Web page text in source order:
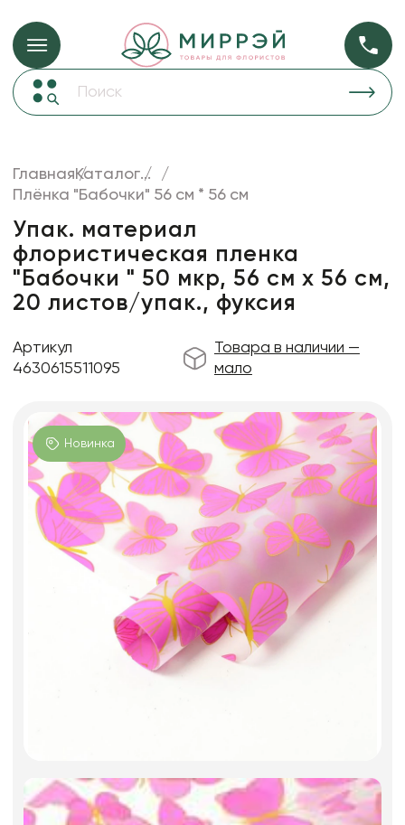
Упаковка для цветов и подарков Упаковка для
Коробки для цветов
Декор для дома
Лента
Товары для флористов
Пакеты для цветов и подарков
Искусственные цветы и растения
Свечи
Игрушки мягкие
Изделия из металла
Сухоцветы
ГлавнаяКаталог...
Плёнка "Бабочки" 56 см * 56 см
Упак. материал
флористическая пленка
"Бабочки " 50 мкр, 56 см х 56 см,
20 листов/упак., фуксия
Артикул
4630615511095
Товара в наличии —
мало
Новинка